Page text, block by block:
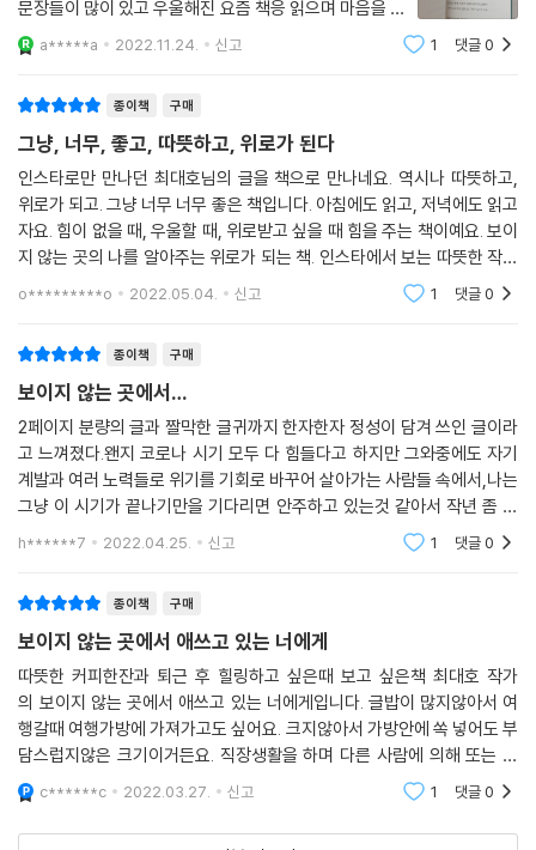
문장들이 많이 있고 우울해진 요즘 책응 읽으며 마음을 다
잡고 있습니다. 세상에 많은 행복한 일 들이 여전히 이렇
게 있는데 보지 못했던 것 같아요. 반복되는 일상에 지쳐
a*****a 2022.11.24. 신고 1 댓글0
종이책 구매
그냥, 너무, 좋고, 따뜻하고, 위로가 된다
인스타로만 만나던 최대호님의 글을 책으로 만나네요. 역시나 따뜻하고,
위로가 되고. 그냥 너무 너무 좋은 책입니다. 아침에도 읽고, 저녁에도 읽고
자요. 힘이 없을 때, 우울할 때, 위로받고 싶을 때 힘을 주는 책이예요. 보이
지 않는 곳의 나를 알아주는 위로가 되는 책. 인스타에서 보는 따뜻한 작가
님처럼, 책도 따뜻하네요. 만나는 사람마다 추천하고 다녀요.
o*********o 2022.05.04. 신고 1 댓글0
종이책 구매
보이지 않는 곳에서…
2페이지 분량의 글과 짤막한 글귀까지 한자한자 정성이 담겨 쓰인 글이라
고 느껴졌다.왠지 코로나 시기 모두 다 힘들다고 하지만 그와중에도 자기
계발과 여러 노력들로 위기를 기회로 바꾸어 살아가는 사람들 속에서,나는
그냥 이 시기가 끝나기만을 기다리면 안주하고 있는것 같아서 작년 좀 많
이 우울하고 지쳤었다.나는 열심히 살고 있지 않는 것 같아서...책 읽고 열
h******7 2022.04.25. 신고 1 댓글0
종이책 구매
보이지 않는 곳에서 애쓰고 있는 너에게
따뜻한 커피한잔과 퇴근 후 힐링하고 싶은때 보고 싶은책 최대호 작가
의 보이지 않는 곳에서 애쓰고 있는 너에게입니다. 글밥이 많지않아서 여
행갈때 여행가방에 가져가고도 싶어요. 크지않아서 가방안에 쏙 넣어도 부
담스럽지않은 크기이거든요. 직장생활을 하며 다른 사람에 의해 또는 내
자신에 의해 스스로 상처받을 때 위로받고 싶을때 읽으면 따뜻함이 느껴지
는 책이에요.
c******c 2022.03.27. 신고 1 댓글0